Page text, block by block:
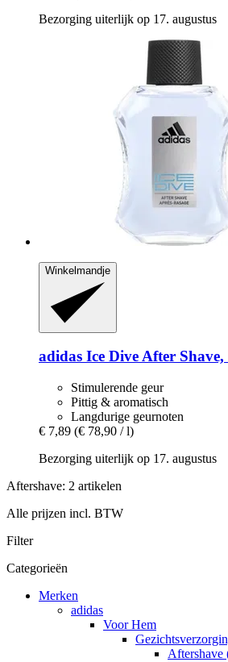
Bezorging uiterlijk op 17. augustus
Winkelmandje
adidas Ice Dive After
Stimulerende geur
Pittig & aromatisch
Langdurige geurnoten
€ 7,89 (€ 78,90 / l)
Bezorging uiterlijk op 17. augustus
Aftershave: 2 artikelen
Alle prijzen incl. BTW
Filter
Categorieën
Merken
adidas
Voor Hem
Aftershave